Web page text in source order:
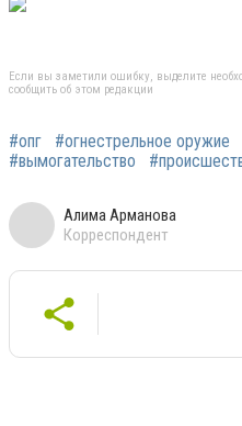
Если вы заметили ошибку, выделите
сообщить об этом редакции
#опг #огнестрельное оружие
#вымогательство
Алима Арманова
Корреспондент